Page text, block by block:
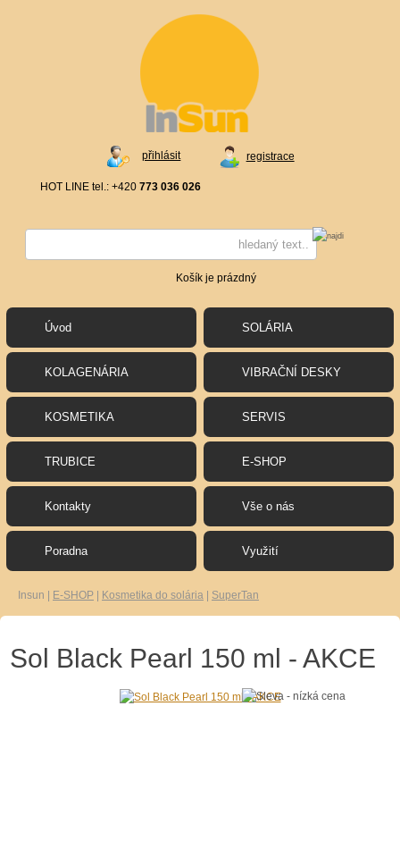
registrace
přihlásit
HOT LINE tel.: +420 773 036 026
Košík je prázdný
Úvod SOLÁRIA
KOLAGENÁRIA VIBRAČNÍ DESKY
KOSMETIKA SERVIS
TRUBICE E-SHOP
Kontakty Vše o nás
Poradna Využití
Insun E-SHOP Kosmetika do solária SuperTan
Sol Black Pearl 150 ml - AKCE